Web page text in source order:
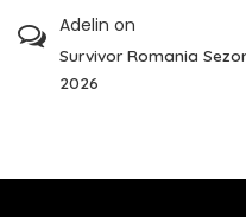
Adelin on
Survivor Romania
2026